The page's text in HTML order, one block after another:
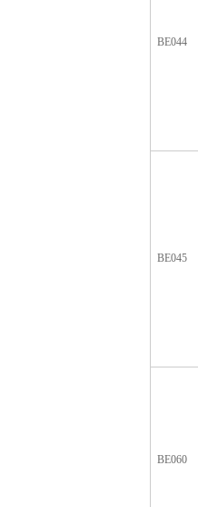
BE044
BE045
BE060